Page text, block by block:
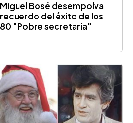
Miguel Bosé desempolva
recuerdo del éxito de los
80 "Pobre secretaria"